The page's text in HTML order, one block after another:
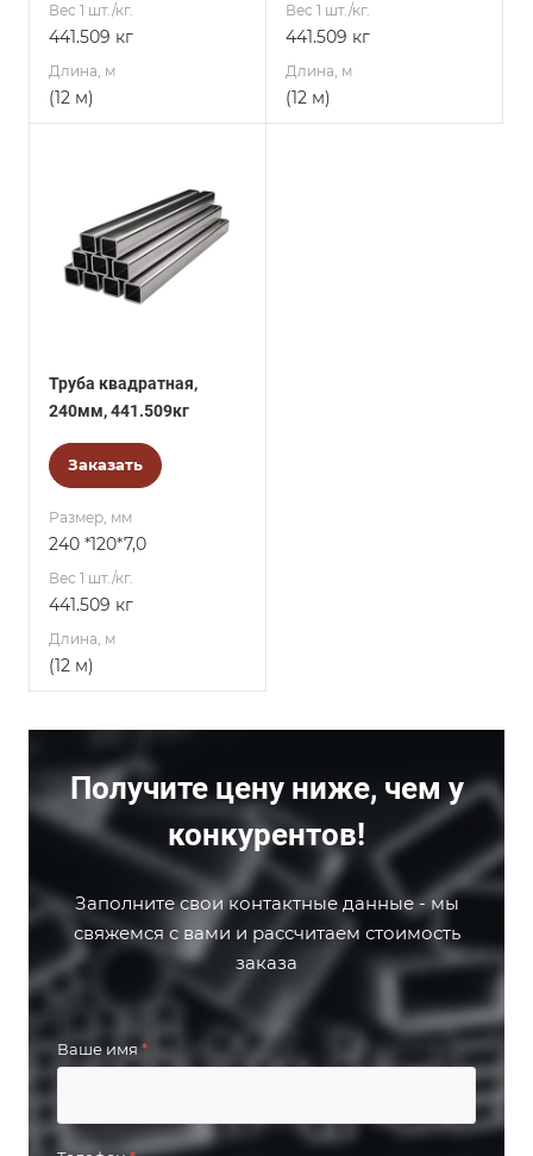
Вес 1 шт./кг.
441.509 кг
Длина, м
(12 м)
Вес 1 шт./кг.
441.509 кг
Длина, м
(12 м)
Труба квадратная,
240мм, 441.509кг
Заказать
Размер, мм
240 *120*7,0
Вес 1 шт./кг.
441.509 кг
Длина, м
(12 м)
Получите цену ниже, чем у
конкурентов!
Заполните свои контактные данные - мы
свяжемся с вами и рассчитаем стоимость
заказа
Ваше имя *